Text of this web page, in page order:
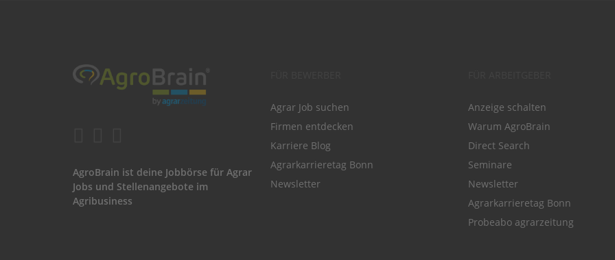
AgroBrain ist deine Jobbörse für Agrar
Jobs und Stellenangebote im
Agribusiness
Agrar Job suchen
Firmen entdecken
Karriere Blog
Agrarkarrieretag Bonn
Newsletter
Anzeige schalten
Warum AgroBrain
Direct Search
Seminare
Newsletter
Agrarkarrieretag Bonn
Probeabo agrarzeitung